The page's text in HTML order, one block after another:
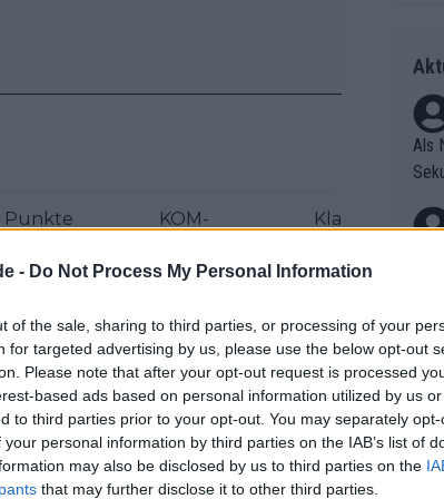
- Do Not Process My Personal Information
of the sale, sharing to third parties, or processing of your
for targeted advertising by us, please use the below opt-out
Please note that after your opt-out request is processed
based ads based on personal information utilized by us
to third parties prior to your opt-out. You may separately
personal information by third parties on the IAB’s list of
may also be disclosed by us to third parties on the
that may further disclose it to other third parties.
Punkte
KOM-
Klassifizierung
Als
er
Die
as
ür
n
die
ss
as
et.